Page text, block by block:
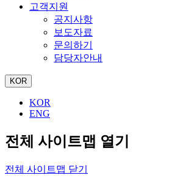
고객지원
공지사항
보도자료
문의하기
담당자안내
KOR
KOR
ENG
전체 사이트맵 열기
전체 사이트맵 닫기